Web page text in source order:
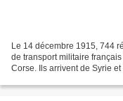
Le 14 décembre 1915, 744
de transport militaire
Corse. Ils arrivent de Syrie